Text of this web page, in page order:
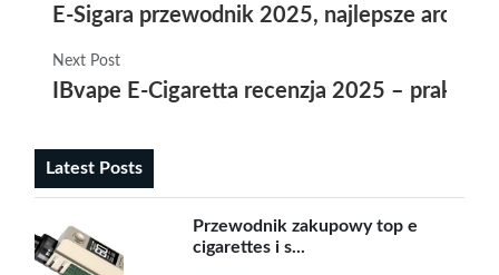
E-Sigara przewodnik 2025, najlepsze
Next Post
IBvape E-Cigaretta recenzja 2025 –
Latest Posts
Przewodnik zakupowy top e
cigarettes i s...